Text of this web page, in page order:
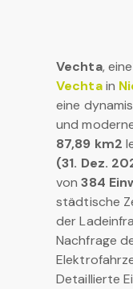
Vechta,
Vechtain
eine
und
87,89 km2
(31. Dez.
von384
städtische
der
Nachfrage
Detaillierte